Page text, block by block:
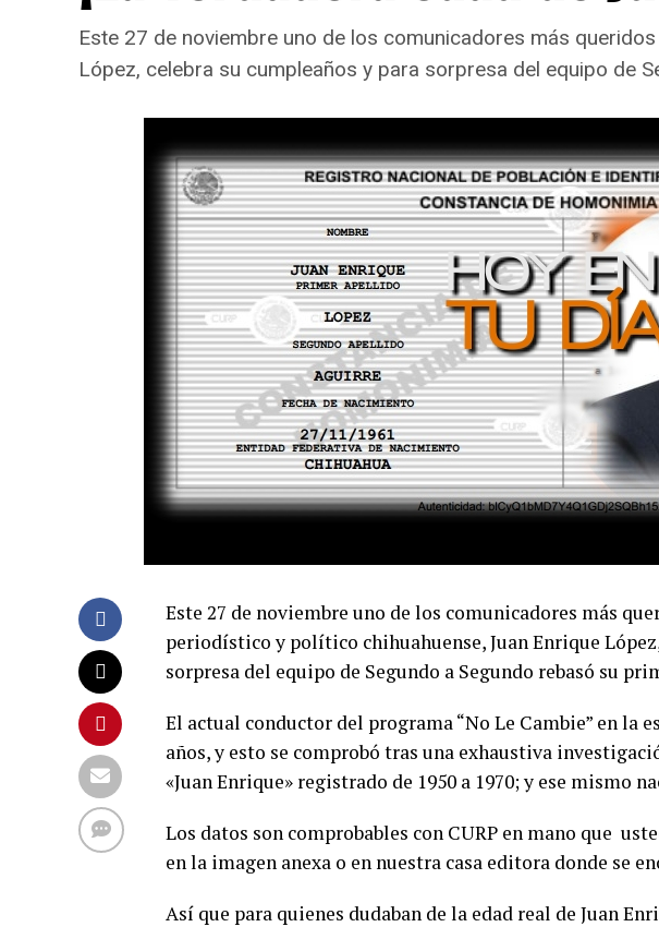
Este 27 de noviembre uno de los comunicadores más
López, celebra su cumpleaños y para sorpresa del equipo de
Este 27 de noviembre uno de los comunicadores más
periodístico y político chihuahuense, Juan Enrique
sorpresa del equipo de Segundo a Segundo rebasó su
El actual conductor del programa “No Le Cambie” en la
años, y esto se comprobó tras una exhaustiva
«Juan Enrique» registrado de 1950 a 1970; y ese mismo
Los datos son comprobables con CURP en mano que
en la imagen anexa o en nuestra casa editora donde se
Así que para quienes dudaban de la edad real de Juan